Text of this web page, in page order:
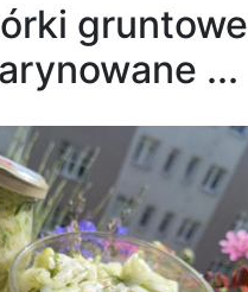
gruntowe
...